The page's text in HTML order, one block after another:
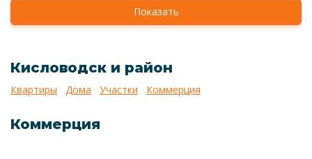
Показать
Кисловодск и район
Квартиры Дома Участки Коммерция
Коммерция